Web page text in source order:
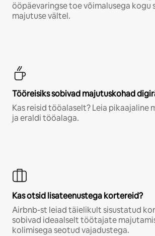
ööpäevaringse toe võimalusega kogu
majutuse vältel.
Tööreisiks sobivad majutuskohad
Kas reisid tööalaselt? Leia pikaajaline
ja eraldi tööalaga.
Kas otsid lisateenustega kortereid?
Airbnb-st leiad täielikult sisustatud
sobivad ideaalselt töötajate
kolimisega seotud vajadustega.